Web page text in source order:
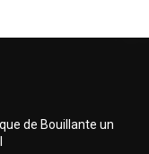
de Bouillante un